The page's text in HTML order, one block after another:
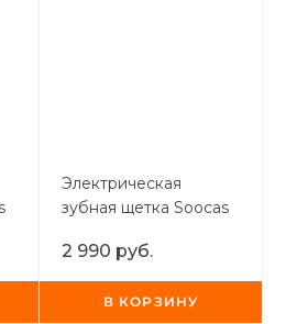
Электрическая
зубная щетка Soocas
2 990 руб.
В КОРЗИНУ